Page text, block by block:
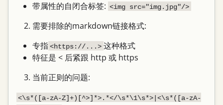
带属性的自闭合标签: <img src="img.jpg"/>
需要排除的markdown链接格式:
专指<https://...> 这种格式
特征是 < 后紧跟 http 或 https
当前正则的问题:
<\s*([a-zA-Z]+)[^>]*>.*</\s*\1\s*>|<\s*([a-zA-